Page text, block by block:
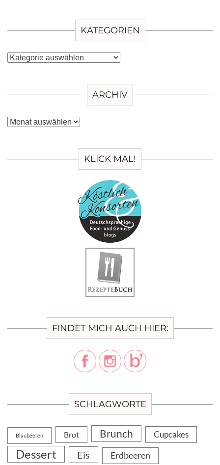
KATEGORIEN
Kategorien
ARCHIV
Archiv
KLICK MAL!
FINDET MICH AUCH HIER:
SCHLAGWORTE
Blaubeeren Brot Brunch Cupcakes
Dessert Eis Erdbeeren